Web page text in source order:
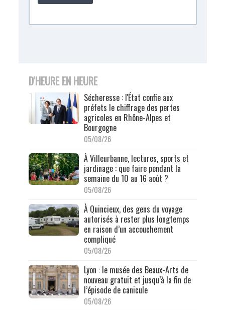
D'HEURE EN HEURE
Sécheresse : l'État confie aux
préfets le chiffrage des pertes
agricoles en Rhône-Alpes et
Bourgogne
05/08/26
À Villeurbanne, lectures, sports et
jardinage : que faire pendant la
semaine du 10 au 16 août ?
05/08/26
À Quincieux, des gens du voyage
autorisés à rester plus longtemps
en raison d’un accouchement
compliqué
05/08/26
Lyon : le musée des Beaux-Arts de
nouveau gratuit et jusqu’à la fin de
l’épisode de canicule
05/08/26